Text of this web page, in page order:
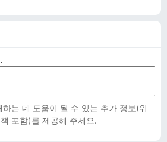
는 데 도움이 될 수 있는 추가 정보(위
포함)를 제공해 주세요.